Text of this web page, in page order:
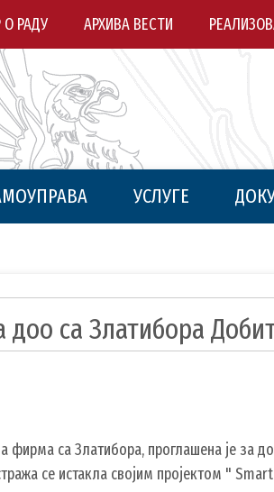
РАДУ АРХИВА ВЕСТИ
УСЛУГЕ
доо са Златибора
фирма са Златибора, проглашена је за
се истакла својим пројектом "